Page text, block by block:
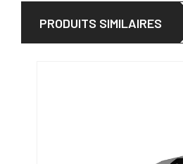
PRODUITS SIMILAIRES